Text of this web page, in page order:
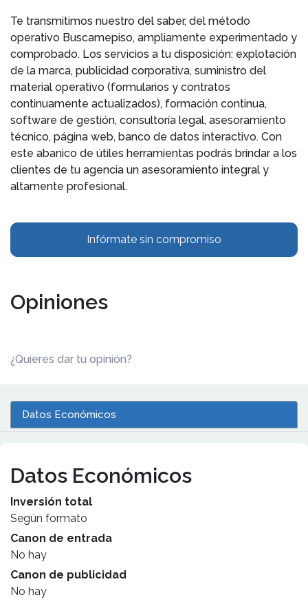
Te transmitimos nuestro del saber, del método
operativo Buscamepiso, ampliamente experimentado y
comprobado. Los servicios a tu disposición: explotación
de la marca, publicidad corporativa, suministro del
material operativo (formularios y contratos
continuamente actualizados), formación continua,
software de gestión, consultoría legal, asesoramiento
técnico, página web, banco de datos interactivo. Con
este abanico de útiles herramientas podrás brindar a los
clientes de tu agencia un asesoramiento integral y
altamente profesional.
Infórmate sin compromiso
Opiniones
¿Quieres dar tu opinión?
Datos Económicos
Datos Económicos
Inversión total
Según formato
Canon de entrada
No hay
Canon de publicidad
No hay